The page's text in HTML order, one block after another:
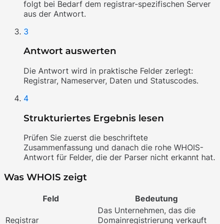
folgt bei Bedarf dem registrar-spezifischen Server
aus der Antwort.
3
Antwort auswerten
Die Antwort wird in praktische Felder zerlegt:
Registrar, Nameserver, Daten und Statuscodes.
4
Strukturiertes Ergebnis lesen
Prüfen Sie zuerst die beschriftete
Zusammenfassung und danach die rohe WHOIS-
Antwort für Felder, die der Parser nicht erkannt hat.
Was WHOIS zeigt
Feld Bedeutung
Registrar
Das Unternehmen, das die
Domainregistrierung verkauft